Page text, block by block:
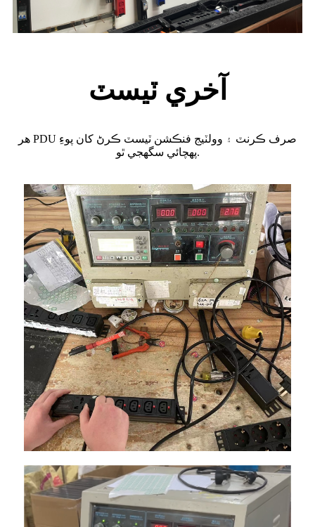
آخري ٽيسٽ
هر PDU صرف ڪرنٽ ۽ وولٽيج فنڪشن ٽيسٽ ڪرڻ کان پوءِ
پهچائي سگهجي ٿو.